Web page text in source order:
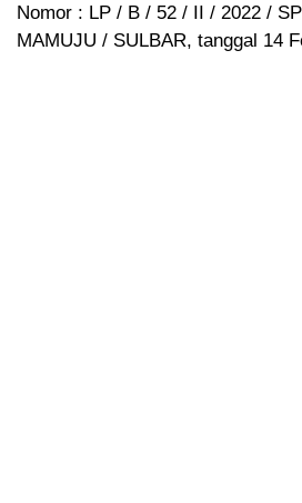
Nomor : LP / B / 52 / II / 2022 /
MAMUJU / SULBAR, tanggal 14